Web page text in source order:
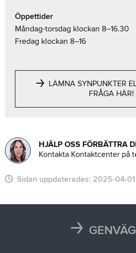
Öppettider
Måndag-torsdag klockan 8–16.30
Fredag klockan 8–16
LÄMNA SYNPUNKTER
FRÅGA HÄR!
HJÄLP OSS FÖRBÄTTRA
Kontakta Kontaktcenter
Sidan uppdaterades: 2025-04-01